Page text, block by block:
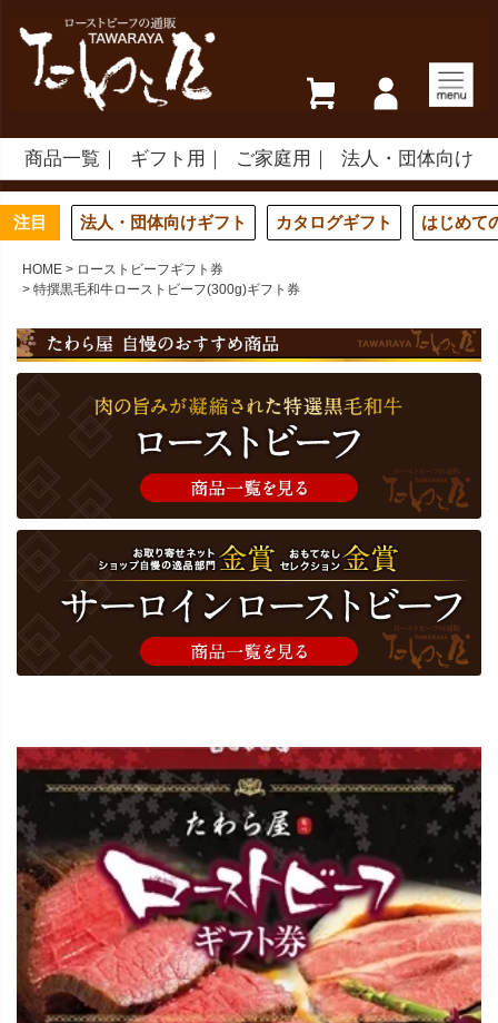
商品一覧 ギフト用 ご家庭用 法人・団体向け
注目 法人・団体向けギフト カタログギフト はじめて
HOME
ローストビーフギフト券
特撰黒毛和牛ローストビーフ(300g)ギフト券